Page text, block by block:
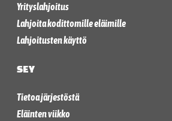
Yrityslahjoitus
Lahjoita kodittomille eläimille
Lahjoitusten käyttö
SEY
Tietoa järjestöstä
Eläinten viikko